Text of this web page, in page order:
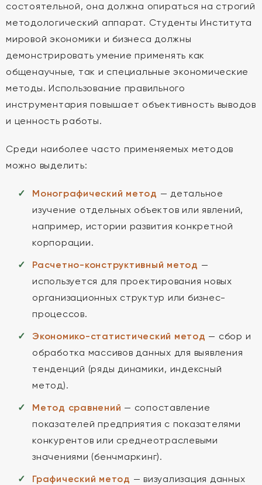
состоятельной, она должна опираться на строгий
методологический аппарат. Студенты Института
мировой экономики и бизнеса должны
демонстрировать умение применять как
общенаучные, так и специальные экономические
методы. Использование правильного
инструментария повышает объективность выводов
и ценность работы.
Среди наиболее часто применяемых методов
можно выделить:
Монографический метод — детальное
изучение отдельных объектов или явлений,
например, истории развития конкретной
корпорации.
Расчетно-конструктивный метод —
используется для проектирования новых
организационных структур или бизнес-
процессов.
Экономико-статистический метод — сбор и
обработка массивов данных для выявления
тенденций (ряды динамики, индексный
метод).
Метод сравнений — сопоставление
показателей предприятия с показателями
конкурентов или среднеотраслевыми
значениями (бенчмаркинг).
Графический метод — визуализация данных